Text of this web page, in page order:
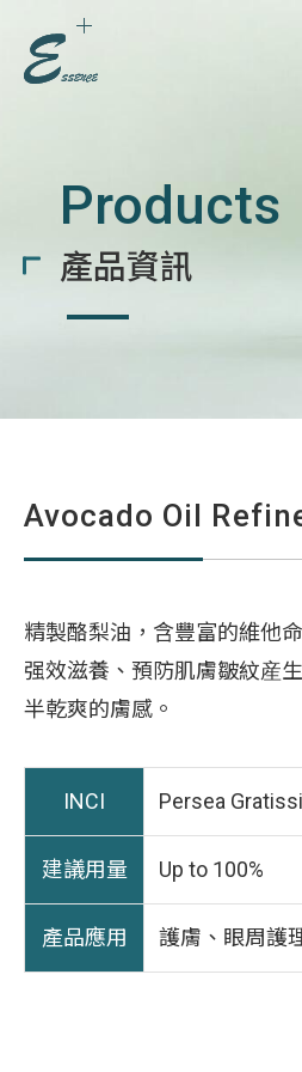
Products
產品資訊
Avocado Oil
精製酪梨油，含豐富的維他
强效滋養、預防肌膚皺紋産
半乾爽的膚感。
INCI Persea
建議用量 Up to 100%
產品應用 護膚、眼周護